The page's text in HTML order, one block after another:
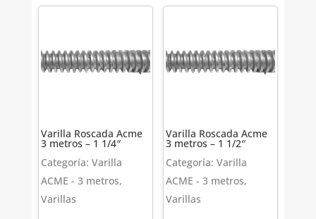
Varilla Roscada Acme
3 metros – 1 1/4″
Categoría: Varilla
ACME - 3 metros,
Varillas
Varilla Roscada Acme
3 metros – 1 1/2″
Categoría: Varilla
ACME - 3 metros,
Varillas